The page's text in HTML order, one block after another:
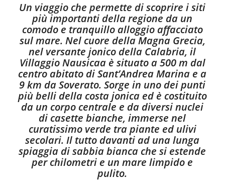
Un viaggio che permette di scoprire i siti
più importanti della regione da un
comodo e tranquillo alloggio affacciato
sul mare. Nel cuore della Magna Grecia,
nel versante jonico della Calabria, il
Villaggio Nausicaa è situato a 500 m dal
centro abitato di Sant’Andrea Marina e a
9 km da Soverato. Sorge in uno dei punti
più belli della costa jonica ed è costituito
da un corpo centrale e da diversi nuclei
di casette bianche, immerse nel
curatissimo verde tra piante ed ulivi
secolari. Il tutto davanti ad una lunga
spiaggia di sabbia bianca che si estende
per chilometri e un mare limpido e
pulito.